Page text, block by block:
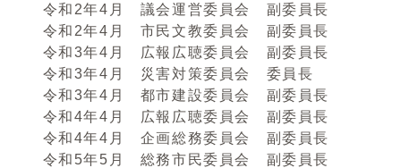
令和2年4月 議会運営委員会 副委員長
令和2年4月 市民文教委員会 副委員長
令和3年4月 広報広聴委員会 副委員長
令和3年4月 災害対策委員会 委員長
令和3年4月 都市建設委員会 副委員長
令和4年4月 広報広聴委員会 副委員長
令和4年4月 企画総務委員会 副委員長
令和5年5月 総務市民委員会 副委員長